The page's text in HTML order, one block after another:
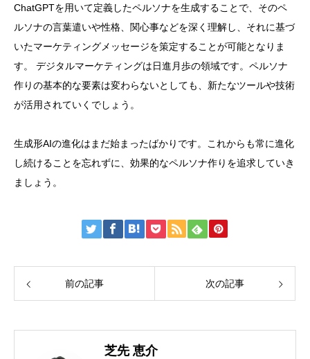
ChatGPTを用いて定義したペルソナを生成することで、そのペ
ルソナの言葉遣いや性格、関心事などを深く理解し、それに基づ
いたマーケティングメッセージを策定することが可能となりま
す。 デジタルマーケティングは日進月歩の領域です。ペルソナ
作りの基本的な要素は変わらないとしても、新たなツールや技術
が活用されていくでしょう。
生成形AIの進化はまだ始まったばかりです。これからも常に進化
し続けることを忘れずに、効果的なペルソナ作りを追求していき
ましょう。
前の記事 次の記事
芝先 恵介